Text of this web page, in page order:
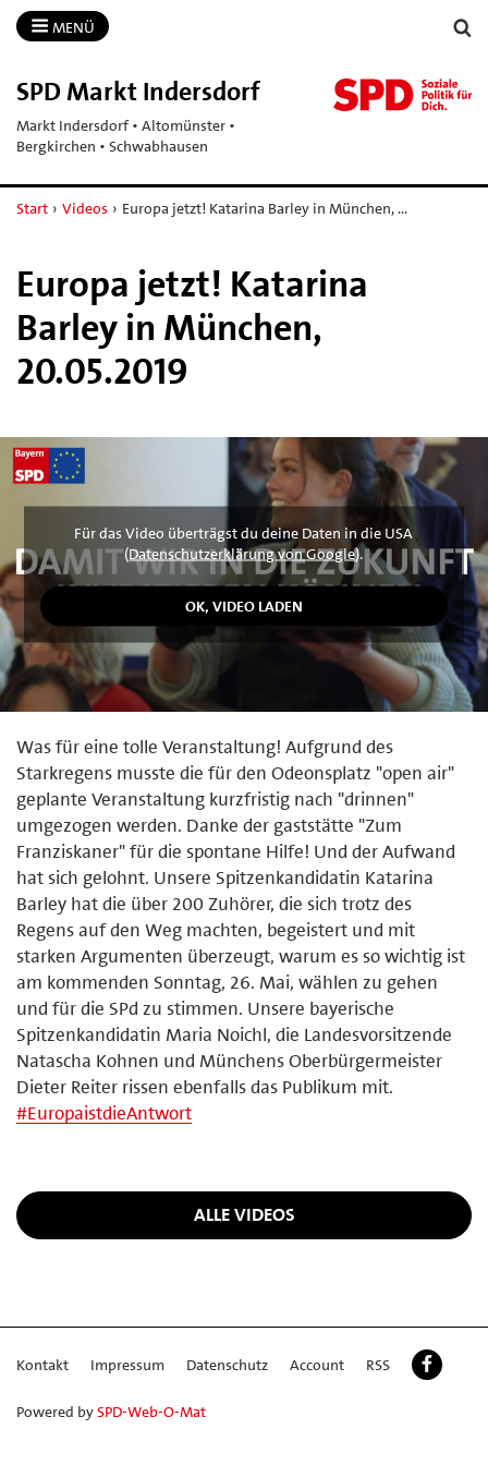
MENÜ
SPD Markt Indersdorf
Markt Indersdorf • Altomünster •
Bergkirchen • Schwabhausen
Start › Videos › Europa jetzt! Katarina Barley in München, …
Europa jetzt! Katarina
Barley in München,
20.05.2019
Für das Video überträgst du deine Daten in die USA
(Datenschutzerklärung von Google).
Was für eine tolle Veranstaltung! Aufgrund des
Starkregens musste die für den Odeonsplatz "open air"
geplante Veranstaltung kurzfristig nach "drinnen"
umgezogen werden. Danke der gaststätte "Zum
Franziskaner" für die spontane Hilfe! Und der Aufwand
hat sich gelohnt. Unsere Spitzenkandidatin Katarina
Barley hat die über 200 Zuhörer, die sich trotz des
Regens auf den Weg machten, begeistert und mit
starken Argumenten überzeugt, warum es so wichtig ist
am kommenden Sonntag, 26. Mai, wählen zu gehen
und für die SPd zu stimmen. Unsere bayerische
Spitzenkandidatin Maria Noichl, die Landesvorsitzende
Natascha Kohnen und Münchens Oberbürgermeister
Dieter Reiter rissen ebenfalls das Publikum mit.
#EuropaistdieAntwort
ALLE VIDEOS
Kontakt Impressum Datenschutz Account RSS
Powered bySPD-Web-O-Mat